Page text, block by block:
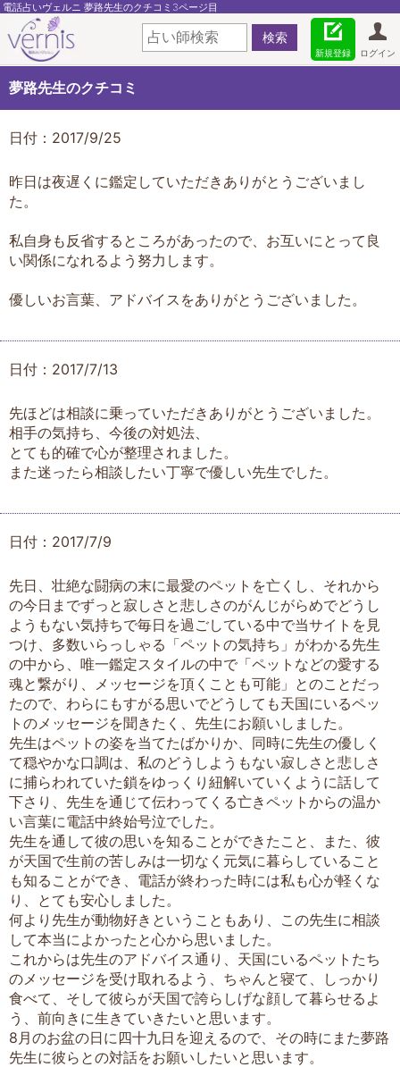
電話占いヴェルニ 夢路先生のクチコミ3ページ目
ログイン
新規登録
夢路先生のクチコミ
日付：2017/9/25
昨日は夜遅くに鑑定していただきありがとうございまし
た。
私自身も反省するところがあったので、お互いにとって良
い関係になれるよう努力します。
優しいお言葉、アドバイスをありがとうございました。
日付：2017/7/13
先ほどは相談に乗っていただきありがとうございました。
相手の気持ち、今後の対処法、
とても的確で心が整理されました。
また迷ったら相談したい丁寧で優しい先生でした。
日付：2017/7/9
先日、壮絶な闘病の末に最愛のペットを亡くし、それから
の今日までずっと寂しさと悲しさのがんじがらめでどうし
ようもない気持ちで毎日を過ごしている中で当サイトを見
つけ、多数いらっしゃる「ペットの気持ち」がわかる先生
の中から、唯一鑑定スタイルの中で「ペットなどの愛する
魂と繋がり、メッセージを頂くことも可能」とのことだっ
たので、わらにもすがる思いでどうしても天国にいるペッ
トのメッセージを聞きたく、先生にお願いしました。
先生はペットの姿を当てたばかりか、同時に先生の優しく
て穏やかな口調は、私のどうしようもない寂しさと悲しさ
に捕らわれていた鎖をゆっくり紐解いていくように話して
下さり、先生を通じて伝わってくる亡きペットからの温か
い言葉に電話中終始号泣でした。
先生を通して彼の思いを知ることができたこと、また、彼
が天国で生前の苦しみは一切なく元気に暮らしていること
も知ることができ、電話が終わった時には私も心が軽くな
り、とても安心しました。
何より先生が動物好きということもあり、この先生に相談
して本当によかったと心から思いました。
これからは先生のアドバイス通り、天国にいるペットたち
のメッセージを受け取れるよう、ちゃんと寝て、しっかり
食べて、そして彼らが天国で誇らしげな顔して暮らせるよ
う、前向きに生きていきたいと思います。
8月のお盆の日に四十九日を迎えるので、その時にまた夢路
先生に彼らとの対話をお願いしたいと思います。